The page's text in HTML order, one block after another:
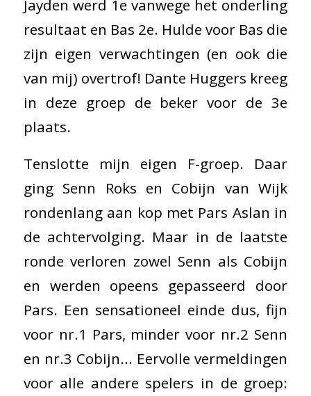
Jayden werd 1e vanwege het onderling
resultaat en Bas 2e. Hulde voor Bas die
zijn eigen verwachtingen (en ook die
van mij) overtrof! Dante Huggers kreeg
in deze groep de beker voor de 3e
plaats.
Tenslotte mijn eigen F-groep. Daar
ging Senn Roks en Cobijn van Wijk
rondenlang aan kop met Pars Aslan in
de achtervolging. Maar in de laatste
ronde verloren zowel Senn als Cobijn
en werden opeens gepasseerd door
Pars. Een sensationeel einde dus, fijn
voor nr.1 Pars, minder voor nr.2 Senn
en nr.3 Cobijn… Eervolle vermeldingen
voor alle andere spelers in de groep: